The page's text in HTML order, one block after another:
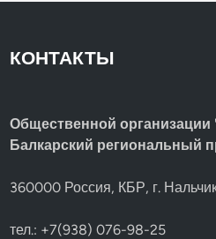
КОНТАКТЫ
Общественной
Балкарский региональный
360000 Россия, КБР, г.
тел.: +7(938) 076-98-25